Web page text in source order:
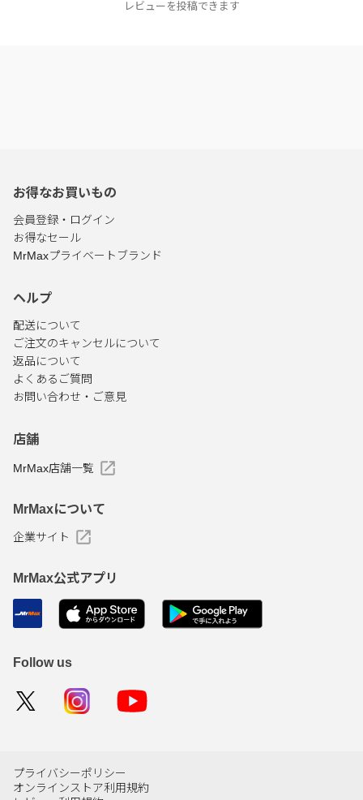
レビューを投稿できます
お得なお買いもの
会員登録・ログイン
お得なセール
MrMaxプライベートブランド
ヘルプ
配送について
ご注文のキャンセルについて
返品について
よくあるご質問
お問い合わせ・ご意見
店舗
MrMax店舗一覧
MrMaxについて
企業サイト
MrMax公式アプリ
Follow us
プライバシーポリシー
オンラインストア利用規約